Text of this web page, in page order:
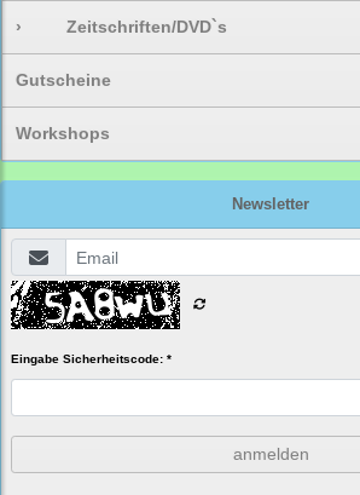
› Zeitschriften/DVD`s
Gutscheine
Workshops
Newsletter
Eingabe Sicherheitscode: *
anmelden